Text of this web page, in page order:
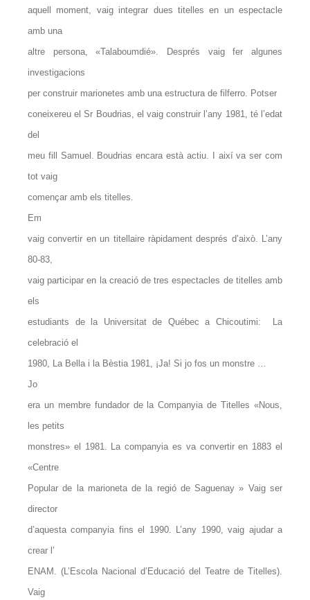
aquell moment, vaig integrar dues titelles en un espectacle
amb una
altre persona, «Talaboumdié». Després vaig fer algunes
investigacions
per construir marionetes amb una estructura de filferro. Potser
coneixereu el Sr Boudrias, el vaig construir l’any 1981, té l’edat
del
meu fill Samuel. Boudrias encara està actiu. I així va ser com
tot vaig
començar amb els titelles.
Em
vaig convertir en un titellaire ràpidament després d’això. L’any
80-83,
vaig participar en la creació de tres espectacles de titelles amb
els
estudiants de la Universitat de Québec a Chicoutimi: La
celebració el
1980, La Bella i la Bèstia 1981, ¡Ja! Si jo fos un monstre …
Jo
era un membre fundador de la Companyia de Titelles «Nous,
les petits
monstres» el 1981. La companyia es va convertir en 1883 el
«Centre
Popular de la marioneta de la regió de Saguenay » Vaig ser
director
d’aquesta companyia fins el 1990. L’any 1990, vaig ajudar a
crear l’
ENAM. (L’Escola Nacional d’Educació del Teatre de Titelles).
Vaig